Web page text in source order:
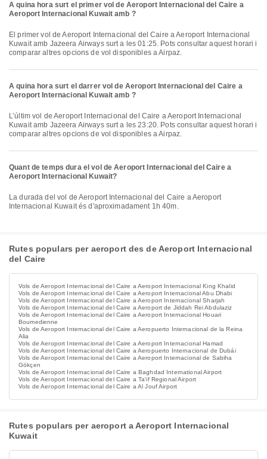
A quina hora surt el primer vol de Aeroport Internacional del Caire a
Aeroport Internacional Kuwait amb ?
El primer vol de Aeroport Internacional del Caire a Aeroport Internacional
Kuwait amb Jazeera Airways surt a les 01:25. Pots consultar aquest horari i
comparar altres opcions de vol disponibles a Airpaz.
A quina hora surt el darrer vol de Aeroport Internacional del Caire a
Aeroport Internacional Kuwait amb ?
L’últim vol de Aeroport Internacional del Caire a Aeroport Internacional
Kuwait amb Jazeera Airways surt a les 23:20. Pots consultar aquest horari i
comparar altres opcions de vol disponibles a Airpaz.
Quant de temps dura el vol de Aeroport Internacional del Caire a
Aeroport Internacional Kuwait?
La durada del vol de Aeroport Internacional del Caire a Aeroport
Internacional Kuwait és d'aproximadament 1h 40m.
Rutes populars per aeroport des de Aeroport Internacional
del Caire
Vols de Aeroport Internacional del Caire a Aeroport Internacional King Khalid
Vols de Aeroport Internacional del Caire a Aeroport Internacional Abu Dhabi
Vols de Aeroport Internacional del Caire a Aeroport Internacional Sharjah
Vols de Aeroport Internacional del Caire a Aeroport de Jiddah Rei Abdulaziz
Vols de Aeroport Internacional del Caire a Aeroport Internacional Houari
Boumedienne
Vols de Aeroport Internacional del Caire a Aeropuerto Internacional de la Reina
Alia
Vols de Aeroport Internacional del Caire a Aeroport Internacional Hamad
Vols de Aeroport Internacional del Caire a Aeropuerto Internacional de Dubái
Vols de Aeroport Internacional del Caire a Aeroport Internacional de Sabiha
Gökçen
Vols de Aeroport Internacional del Caire a Baghdad International Airport
Vols de Aeroport Internacional del Caire a Ta'if Regional Airport
Vols de Aeroport Internacional del Caire a Al Jouf Airport
Rutes populars per aeroport a Aeroport Internacional
Kuwait